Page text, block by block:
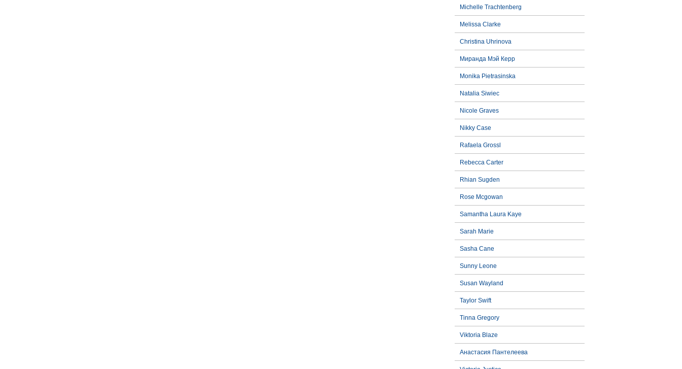
Michelle Trachtenberg
Melissa Clarke
Christina Uhrinova
Миранда Мэй Керр
Monika Pietrasinska
Natalia Siwiec
Nicole Graves
Nikky Case
Rafaela Grossl
Rebecca Carter
Rhian Sugden
Rose Mcgowan
Samantha Laura Kaye
Sarah Marie
Sasha Cane
Sunny Leone
Susan Wayland
Taylor Swift
Tinna Gregory
Viktoria Blaze
Анастасия Пантелеева